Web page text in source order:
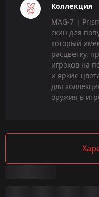
Коллекция
MAG-7 |
скин для
который
расцветку,
игроков на
и яркие
для
оружия в